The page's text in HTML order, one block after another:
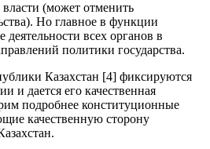
(может отменить
Но главное в функции
деятельности всех органов в
политики государства.
Казахстан [4] фиксируются
и дается его качественная
подробнее конституционные
качественную сторону